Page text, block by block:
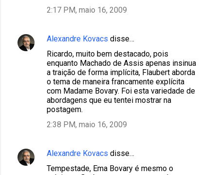
2:17 PM, maio 16, 2009
Alexandre Kovacs disse…
Ricardo, muito bem destacado, pois
enquanto Machado de Assis apenas insinua
a traição de forma implícita, Flaubert aborda
o tema de maneira francamente explícita
com Madame Bovary. Foi esta variedade de
abordagens que eu tentei mostrar na
postagem.
2:38 PM, maio 16, 2009
Alexandre Kovacs disse…
Tempestade, Ema Bovary é mesmo o